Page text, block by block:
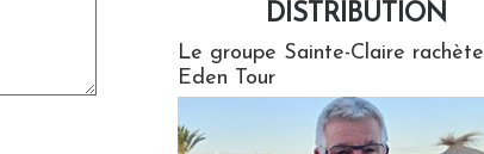
DISTRIBUTION
Le groupe Sainte-Claire rachète
Eden Tour